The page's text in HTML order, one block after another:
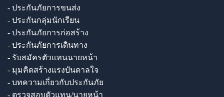
- ประกันภัยการขนส่ง
- ประกันกลุ่มนักเรียน
- ประกันภัยการก่อสร้าง
- ประกันภัยการเดินทาง
- รับสมัครตัวแทนนายหน้า
- มุมคิดสร้างแรงบันดาลใจ
- บทความเกี่ยวกับประกันภัย
- ตรวจสอบตัวแทน/นายหน้า